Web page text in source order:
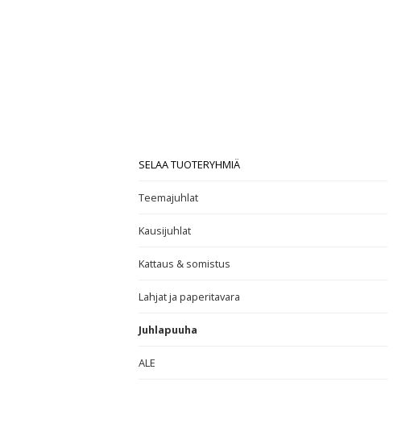
SELAA TUOTERYHMIÄ
Teemajuhlat
Kausijuhlat
Kattaus & somistus
Lahjat ja paperitavara
Juhlapuuha
ALE